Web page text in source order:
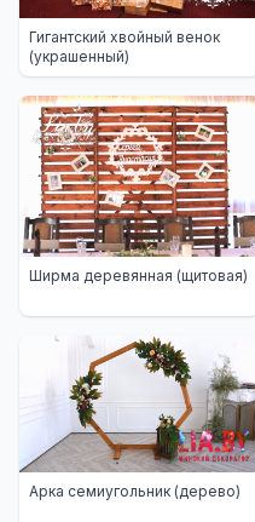
Гигантский хвойный венок
(украшенный)
Ширма деревянная (щитовая)
Арка семиугольник (дерево)